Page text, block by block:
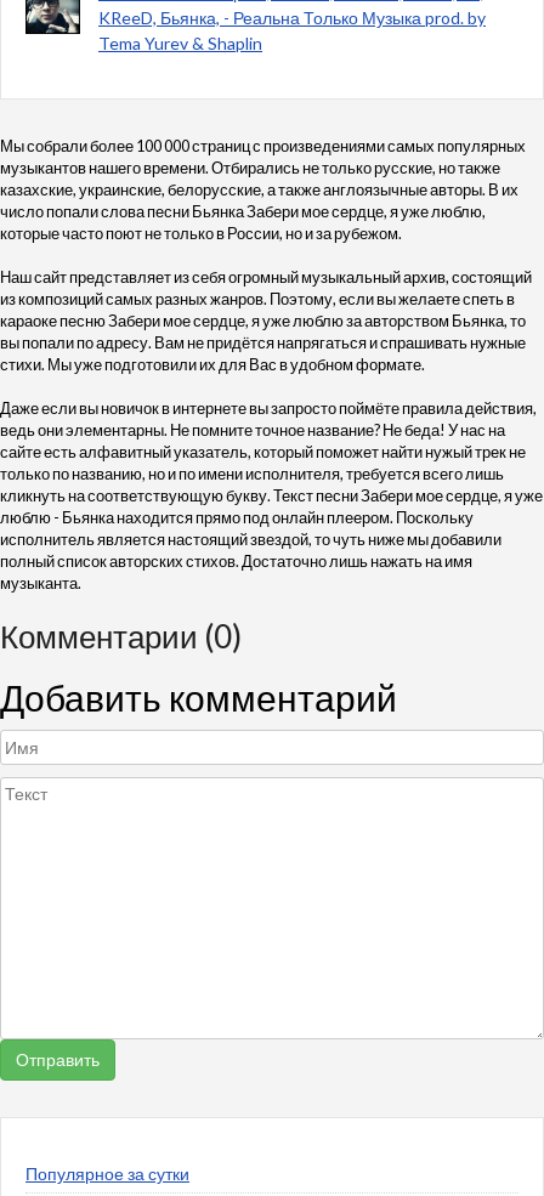
KReeD, Бьянка, - Реальна Только Музыка prod. by
Tema Yurev & Shaplin
Мы собрали более 100 000 страниц с произведениями самых популярных
музыкантов нашего времени. Отбирались не только русские, но также
казахские, украинские, белорусские, а также англоязычные авторы. В их
число попали слова песни Бьянка Забери мое сердце, я уже люблю,
которые часто поют не только в России, но и за рубежом.
Наш сайт представляет из себя огромный музыкальный архив, состоящий
из композиций самых разных жанров. Поэтому, если вы желаете спеть в
караоке песню Забери мое сердце, я уже люблю за авторством Бьянка, то
вы попали по адресу. Вам не придётся напрягаться и спрашивать нужные
стихи. Мы уже подготовили их для Вас в удобном формате.
Даже если вы новичок в интернете вы запросто поймёте правила действия,
ведь они элементарны. Не помните точное название? Не беда! У нас на
сайте есть алфавитный указатель, который поможет найти нужый трек не
только по названию, но и по имени исполнителя, требуется всего лишь
кликнуть на соответствующую букву. Текст песни Забери мое сердце, я уже
люблю - Бьянка находится прямо под онлайн плеером. Поскольку
исполнитель является настоящий звездой, то чуть ниже мы добавили
полный список авторских стихов. Достаточно лишь нажать на имя
музыканта.
Комментарии (0)
Добавить комментарий
Популярное за сутки